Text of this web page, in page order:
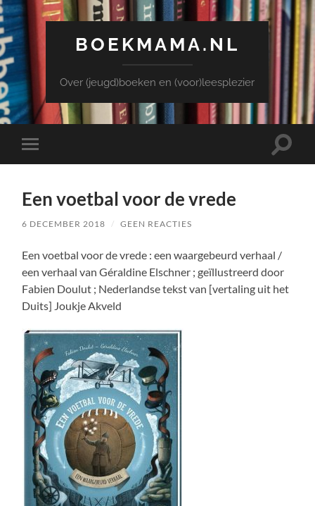
BOEKMAMA.NL
Over (jeugd)boeken en (voor)leesplezier
Toggle
mobiel
Toggle
Een voetbal voor de vrede
6 DECEMBER 2018 / GEEN REACTIES
Een voetbal voor de vrede : een waargebeurd verhaal /
een verhaal van Géraldine Elschner ; geïllustreerd door
Fabien Doulut ; Nederlandse tekst van [vertaling uit het
Duits] Joukje Akveld